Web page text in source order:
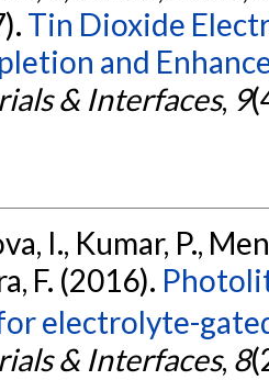
Tin Dioxide
and
& Interfaces, 9
I., Kumar, P.,
F. (2016).
electrolyte-
& Interfaces, 8